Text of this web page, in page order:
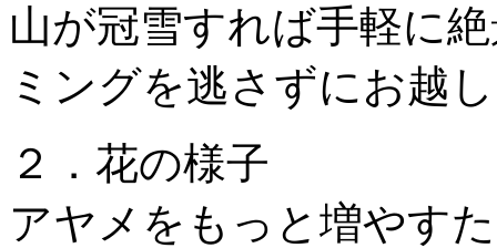
山が冠雪すれば手軽に
ミングを逃さずにお越
２．花の様子
アヤメをもっと増やす